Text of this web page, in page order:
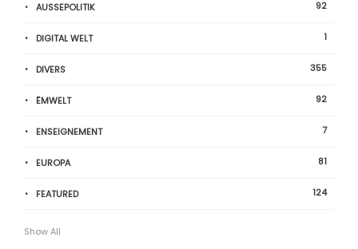
AUSSEPOLITIK 92
DIGITAL WELT 1
DIVERS 355
ËMWELT 92
ENSEIGNEMENT 7
EUROPA 81
FEATURED 124
Show All